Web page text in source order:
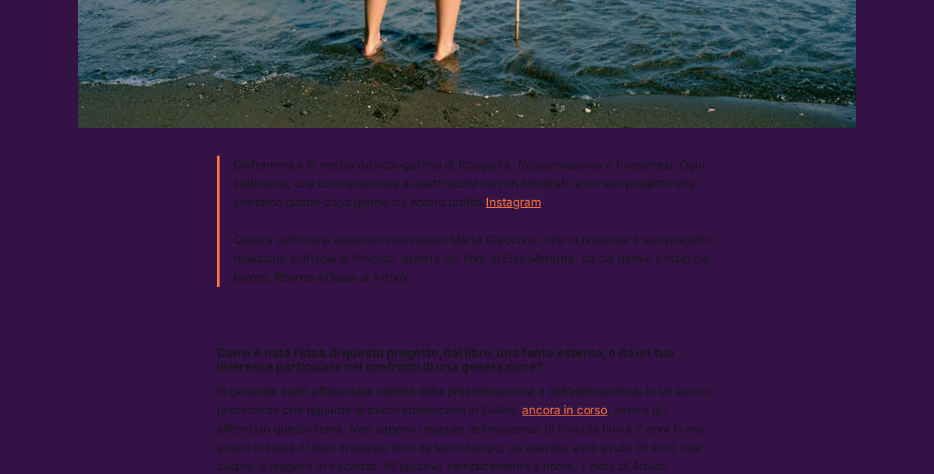
Diaframma è la nostra rubrica–galleria di fotografia, fotogiornalismo e fotosintesi. Ogni
settimana, una conversazione a quattr’occhi con un fotografo e un suo progetto che
sveliamo giorno dopo giorno sul nostro profilo Instagram.
Questa settimana abbiamo intervistato Marta Giaccone, che ci presenta il suo progetto
realizzato sull’isola di Procida, ispirata dal libro di Elsa Morante, da cui deriva il titolo del
lavoro: Ritorno all’isola di Arturo.
Come è nata l’idea di questo progetto, dal libro, una fonte esterna, o da un tuo
interesse particolare nei confronti di una generazione?
In generale sono affascinata dall’età della preadolescenza e dell’adolescenza. In un lavoro
precedente che riguarda le madri adolescenti in Galles,ancora in corso, avevo già
affrontato questo tema. Non sapevo neppure dell’esistenza di Procida fino a 2 anni fa ma
avevo in testa il titolo di questo libro da tanto tempo, da quando, avrò avuto 10 anni, mia
cugina lo leggeva in vacanza. Mi piaceva semplicemente il nome, L’isola di Arturo.